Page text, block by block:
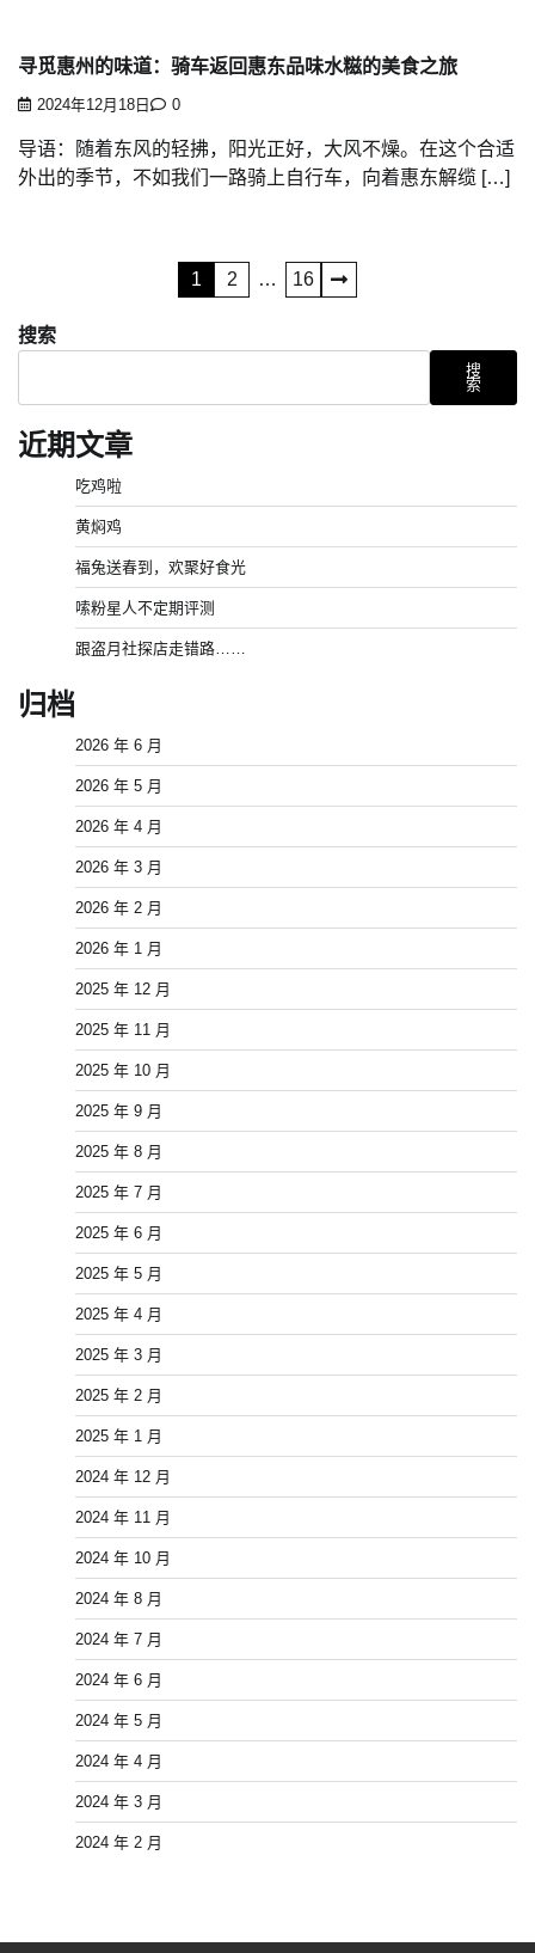
寻觅惠州的味道：骑车返回惠东品味水糍的美食之旅
2024年12月18日 0
导语：随着东风的轻拂，阳光正好，大风不燥。在这个合适
外出的季节，不如我们一路骑上自行车，向着惠东解缆 […]
章
航
1 2 … 16
搜索
搜
索
近期文章
吃鸡啦
黄焖鸡
福兔送春到，欢聚好食光
嗦粉星人不定期评测
跟盗月社探店走错路……
归档
2026 年 6 月
2026 年 5 月
2026 年 4 月
2026 年 3 月
2026 年 2 月
2026 年 1 月
2025 年 12 月
2025 年 11 月
2025 年 10 月
2025 年 9 月
2025 年 8 月
2025 年 7 月
2025 年 6 月
2025 年 5 月
2025 年 4 月
2025 年 3 月
2025 年 2 月
2025 年 1 月
2024 年 12 月
2024 年 11 月
2024 年 10 月
2024 年 8 月
2024 年 7 月
2024 年 6 月
2024 年 5 月
2024 年 4 月
2024 年 3 月
2024 年 2 月